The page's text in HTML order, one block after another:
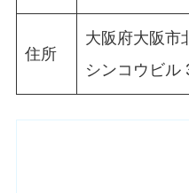
住所
大阪府大阪市
シンコウビル